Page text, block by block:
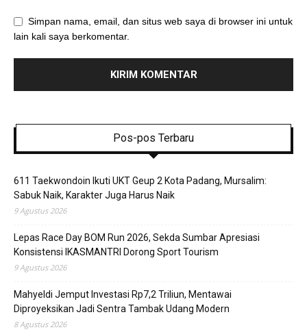
Simpan nama, email, dan situs web saya di browser ini untuk
lain kali saya berkomentar.
Pos-pos Terbaru
611 Taekwondoin Ikuti UKT Geup 2 Kota Padang, Mursalim:
Sabuk Naik, Karakter Juga Harus Naik
9 Agustus 2026
Lepas Race Day BOM Run 2026, Sekda Sumbar Apresiasi
Konsistensi IKASMANTRI Dorong Sport Tourism
9 Agustus 2026
Mahyeldi Jemput Investasi Rp7,2 Triliun, Mentawai
Diproyeksikan Jadi Sentra Tambak Udang Modern
8 Agustus 2026